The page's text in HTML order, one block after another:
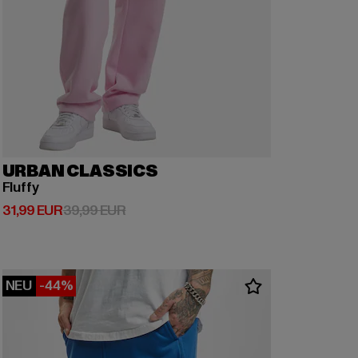
URBAN CLASSICS
Fluffy
31,99 EUR
Derzeitiger Preis: 31,99 EUR
39,99 EURAktionspreis: 39,99 EUR
NEU -44%